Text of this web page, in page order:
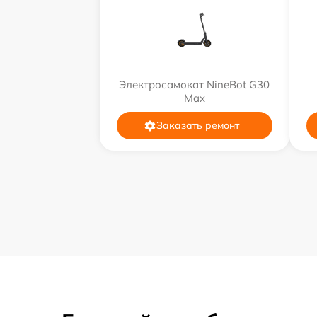
Электросамокат NineBot G30
Max
Заказать ремонт